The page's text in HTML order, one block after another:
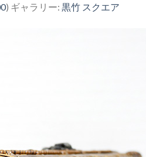
) ギャラリー: 黒竹 スクエア